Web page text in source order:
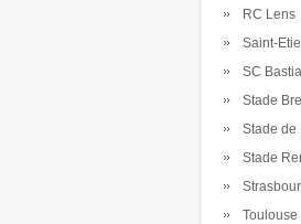
RC Lens
Saint-
SC Bastia
Stade
Stade de
Stade
Toulouse